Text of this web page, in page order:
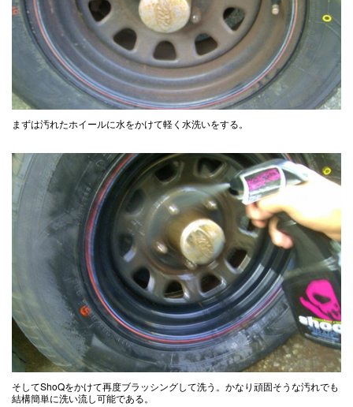
まずは汚れたホイールに水をかけて軽く水洗いをする。
そしてShoQをかけて再度ブラッシングして洗う。かなり頑固そうな汚れでも
結構簡単に洗い流し可能である。